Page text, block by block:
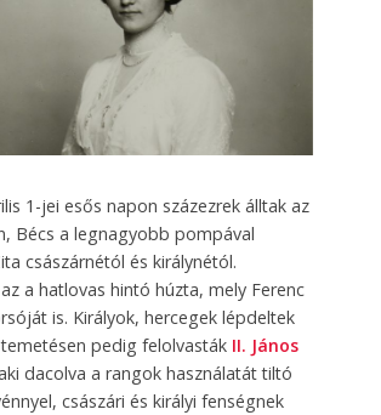
1-jei esős napon százezrek álltak az
Bécs a legnagyobb pompával
császárnétól és királynétól.
a hatlovas hintó húzta, mely Ferenc
is. Királyok, hercegek lépdeltek
pedig felolvasták II. János
dacolva a rangok használatát tiltó
császári és királyi fenségnek